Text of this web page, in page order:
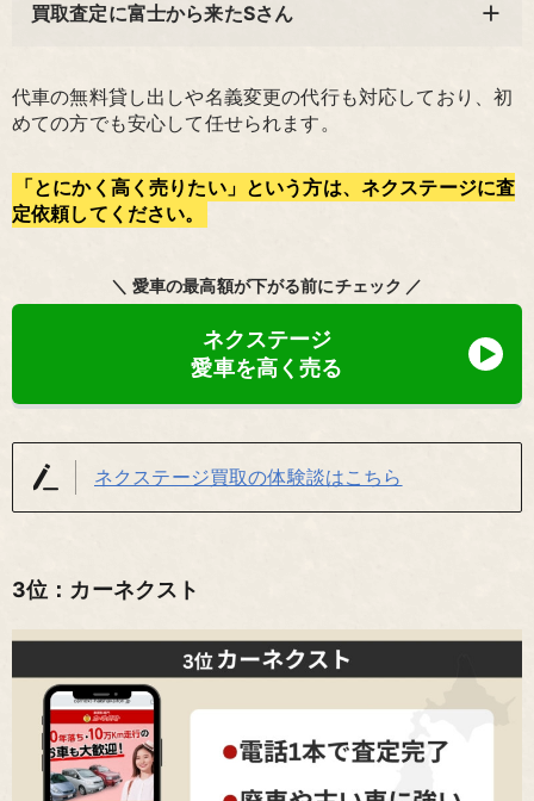
買取査定に富士から来たSさん
代車の無料貸し出しや名義変更の代行も対応しており、初
めての方でも安心して任せられます。
「とにかく高く売りたい」という方は、ネクステージに査
定依頼してください。
＼ 愛車の最高額が下がる前にチェック ／
ネクステージ
愛車を高く売る
ネクステージ買取の体験談はこちら
3位：カーネクスト